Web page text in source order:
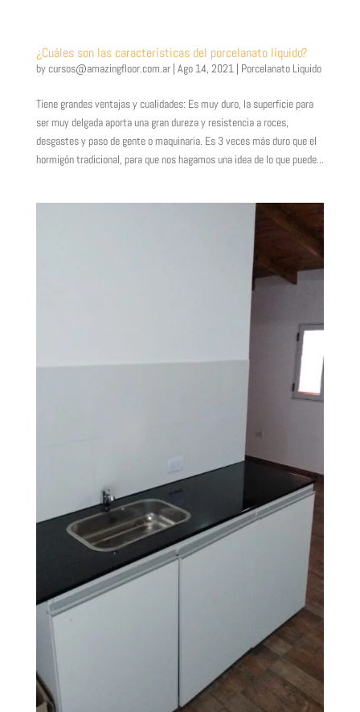
¿Cuáles son las características del porcelanato líquido?
bycursos@amazingfloor.com.ar| Ago 14, 2021| Porcelanato Liquido
Tiene grandes ventajas y cualidades: Es muy duro, la superficie para
ser muy delgada aporta una gran dureza y resistencia a roces,
desgastes y paso de gente o maquinaria. Es 3 veces más duro que el
hormigón tradicional, para que nos hagamos una idea de lo que puede...